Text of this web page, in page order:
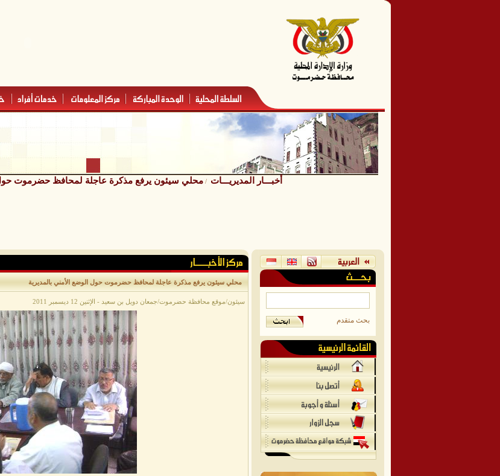
أخبـــار المديريـــات /محلي سيئون يرفع مذكرة عاجلة لمحافظ حضرموت حول
محلي سيئون يرفع مذكرة عاجلة لمحافظ حضرموت حول الوضع الأمني بالمديرية
سيئون/موقع محافظة حضرموت/جمعان دويل بن سعيد - الإثنين 12 ديسمبر 2011
بحث متقدم